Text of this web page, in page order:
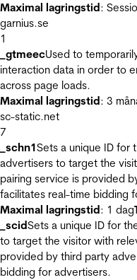
Maximal lagringstid:
garnius.se
1
_gtmeecUsed to
interaction data in order to
across page loads.
Maximal lagringstid: 3
sc-static.net
7
_schn1Sets a unique ID for
advertisers to target the
pairing service is provided
facilitates real-time bidding
Maximal lagringstid: 1 dag
_scidSets a unique ID for
to target the visitor with
provided by third party
bidding for advertisers.